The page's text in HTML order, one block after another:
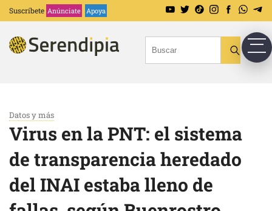
Suscríbete Anúnciate Apoya
Datos y más
Virus en la PNT: el sistema
de transparencia heredado
del INAI estaba lleno de